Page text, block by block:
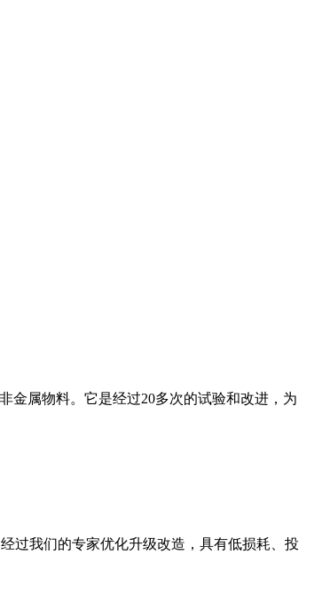
金属物料。它是经过20多次的试验和改进，为
过我们的专家优化升级改造，具有低损耗、投